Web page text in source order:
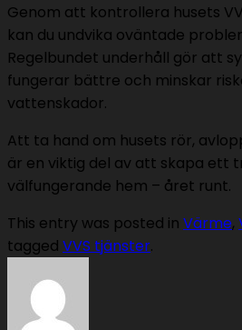
Genom att kontrollera husets
kan du undvika oväntade
Regelbundet underhåll gör att
fungerar bättre och minskar
vattenskador.
Att ta hand om husets rör,
är en viktig del av att skapa ett
välfungerande hem – året runt.
This entry was posted in Värme,
tagged VVS tjänster.